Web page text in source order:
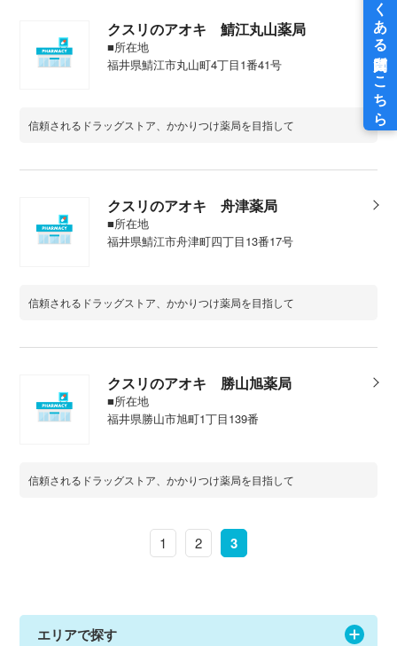
クスリのアオキ 鯖江丸山薬局
■所在地
福井県鯖江市丸山町4丁目1番41号
信頼されるドラッグストア、かかりつけ薬局を目指して
クスリのアオキ 舟津薬局
■所在地
福井県鯖江市舟津町四丁目13番17号
信頼されるドラッグストア、かかりつけ薬局を目指して
クスリのアオキ 勝山旭薬局
■所在地
福井県勝山市旭町1丁目139番
信頼されるドラッグストア、かかりつけ薬局を目指して
1 2 3
エリアで探す